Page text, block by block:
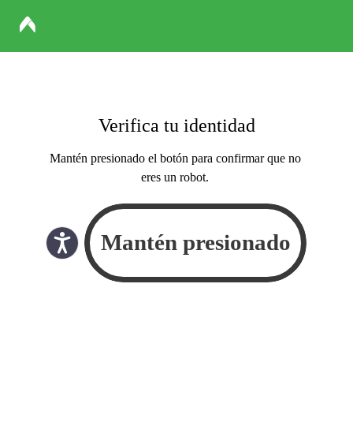
Verifica tu identidad
Mantén presionado el botón para confirmar que no
eres un robot.